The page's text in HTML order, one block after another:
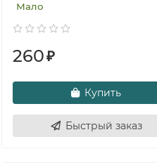
Мало
260₽
Купить
Быстрый заказ